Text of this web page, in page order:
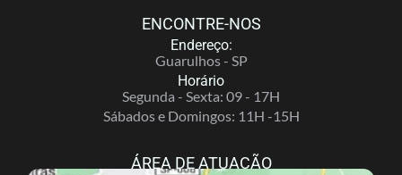
ENCONTRE-NOS
Endereço:
Guarulhos - SP
Horário
Segunda - Sexta: 09 - 17H
Sábados e Domingos: 11H -15H
ÁREA DE ATUAÇÃO